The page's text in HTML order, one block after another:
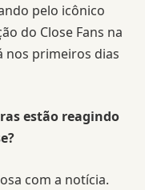
pelo icônico
do Close Fans na
nos primeiros dias
estão reagindo
com a notícia.